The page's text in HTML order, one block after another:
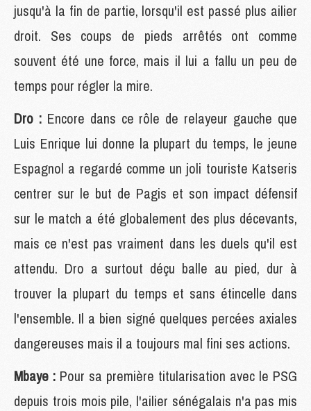
jusqu'à la fin de partie, lorsqu'il est passé plus ailier
droit. Ses coups de pieds arrêtés ont comme
souvent été une force, mais il lui a fallu un peu de
temps pour régler la mire.
Dro : Encore dans ce rôle de relayeur gauche que
Luis Enrique lui donne la plupart du temps, le jeune
Espagnol a regardé comme un joli touriste Katseris
centrer sur le but de Pagis et son impact défensif
sur le match a été globalement des plus décevants,
mais ce n'est pas vraiment dans les duels qu'il est
attendu. Dro a surtout déçu balle au pied, dur à
trouver la plupart du temps et sans étincelle dans
l'ensemble. Il a bien signé quelques percées axiales
dangereuses mais il a toujours mal fini ses actions.
Mbaye : Pour sa première titularisation avec le PSG
depuis trois mois pile, l'ailier sénégalais n'a pas mis